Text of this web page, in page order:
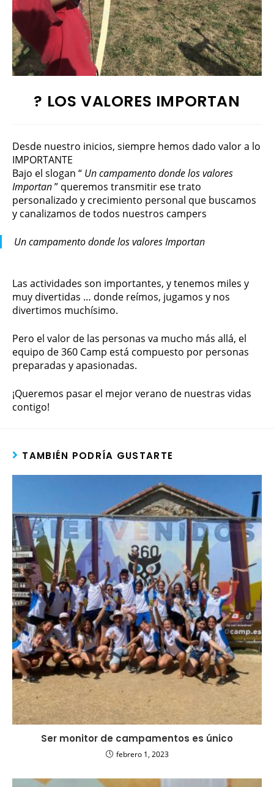
? LOS VALORES IMPORTAN
Desde nuestro inicios, siempre hemos dado valor a lo
IMPORTANTE
Bajo el slogan “ Un campamento donde los valores
Importan” queremos transmitir ese trato
personalizado y crecimiento personal que buscamos
y canalizamos de todos nuestros campers
Un campamento donde los valores Importan
Las actividades son importantes, y tenemos miles y
muy divertidas … donde reímos, jugamos y nos
divertimos muchísimo.
Pero el valor de las personas va mucho más allá, el
equipo de 360 Camp está compuesto por personas
preparadas y apasionadas.
¡Queremos pasar el mejor verano de nuestras vidas
contigo!
TAMBIÉN PODRÍA GUSTARTE
Ser monitor de campamentos es único
febrero 1, 2023